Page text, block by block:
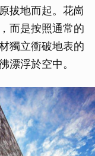
拔地而起。花崗
而是按照通常的
獨立衝破地表的
漂浮於空中。